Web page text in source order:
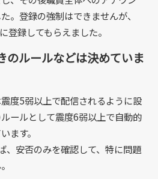
。登録の強制はできませんが、
登録してもらえました。
のルールなどは決めていま
度5弱以上で配信されるように設
ールとして震度6弱以上で自動的
ます。
、安否のみを確認して、特に問題